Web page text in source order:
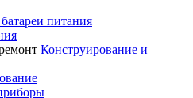
питания
Конструирование и